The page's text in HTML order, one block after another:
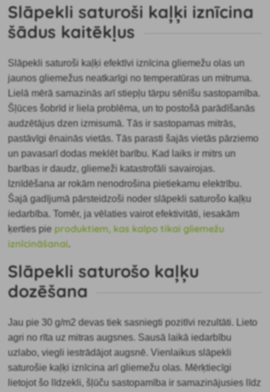
Slāpekli saturoši kaļķi iznīcina
šādus kaitēkļus
Slāpekli saturoši kaļķi efektīvi iznīcina gliemežu olas un
jaunos gliemežus neatkarīgi no temperatūras un mitruma.
Lielā mērā samazinās arī stiepļu tārpu sēnīšu sastopamība.
Šļūces šobrīd ir liela problēma, un to postošā parādīšanās
audzētājus dzen izmisumā. Tās ir sastopamas mitrās,
pastāvīgi ēnainās vietās. Tās parasti šajās vietās pārziemo
un pavasarī dodas meklēt barību. Kad laiks ir mitrs un
barības ir daudz, gliemeži katastrofāli savairojas.
Iznīdēšana ar rokām nenodrošina pietiekamu elektrību.
Šajā gadījumā pārsteidzoši noder slāpekli saturošo kaļķu
iedarbība. Tomēr, ja vēlaties vairot efektivitāti, iesakām
ķerties pieproduktiem, kas kalpo tikai gliemežu
iznīcināšanai.
Slāpekli saturošo kaļķu
dozēšana
Jau pie 30 g/m2 devas tiek sasniegti pozitīvi rezultāti. Lieto
agri no rīta uz mitras augsnes. Sausā laikā iedarbību
uzlabo, viegli iestrādājot augsnē. Vienlaikus slāpekli
saturošie kaļķi iznīcina arī gliemežu olas. Mērķtiecīgi
lietojot šo līdzekli, šļūču sastopamība ir samazinājusies līdz